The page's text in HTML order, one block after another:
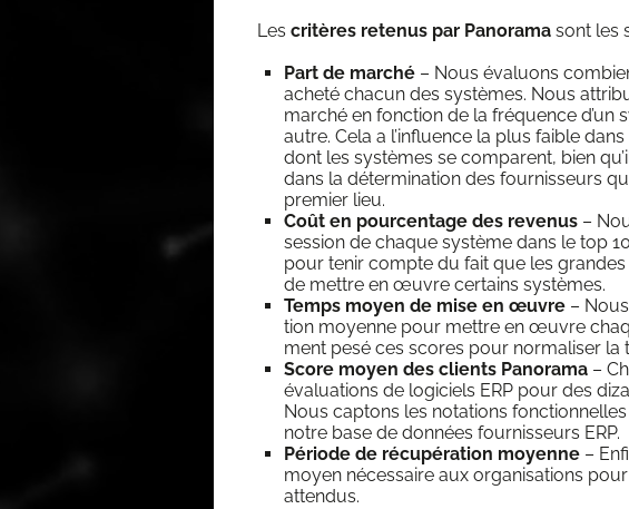
Les cri­tères rete­nus par Pano­ra­ma sont les
Part de mar­ché – Nous éva­luons
ache­té cha­cun des sys­tèmes. Nous
mar­ché en fonc­tion de la fré­quence d’un
autre. Cela a l’in­fluence la plus faible
dont les sys­tèmes se com­parent, bien
dans la déter­mi­na­tion des four­nis­seurs
pre­mier lieu.
Coût en pour­cen­tage des reve­nus –
ses­sion de chaque sys­tème dans le top
pour tenir compte du fait que les
de mettre en œuvre cer­tains systèmes.
Temps moyen de mise en œuvre –
tion moyenne pour mettre en œuvre
ment pesé ces scores pour nor­ma­li­ser la
Score moyen des clients Pano­ra­ma –
éva­lua­tions de logi­ciels ERP pour des
Nous cap­tons les nota­tions
notre base de don­nées four­nis­seurs ERP.
Période de récu­pé­ra­tion moyenne –
moyen néces­saire aux orga­ni­sa­tions
attendus.